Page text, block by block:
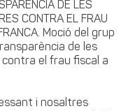
DE LES
CONTRA EL FRAU
Moció del grup
de les
el frau fiscal a
i nosaltres